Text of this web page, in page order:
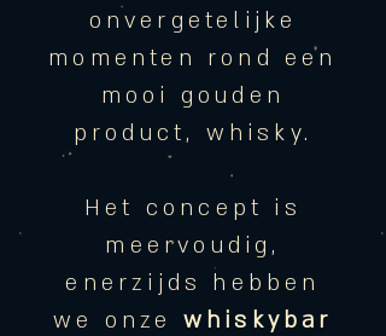
onvergetelijke
momenten rond een
mooi gouden
product, whisky.
Het concept is
meervoudig,
enerzijds hebben
we onze whiskybar